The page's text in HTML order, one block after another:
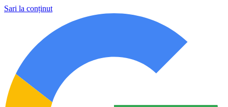
Sari la conținut